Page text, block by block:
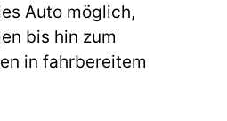
Auto möglich,
bis hin zum
in fahrbereitem